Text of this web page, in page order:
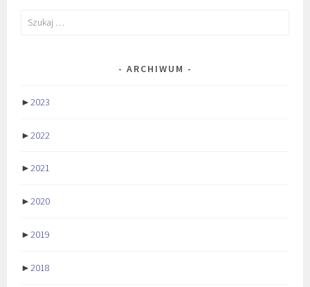
Szukaj:
ARCHIWUM
►2023
►2022
►2021
►2020
►2019
►2018